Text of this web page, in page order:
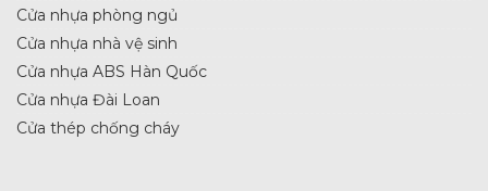
Cửa nhựa phòng ngủ
Cửa nhựa nhà vệ sinh
Cửa nhựa ABS Hàn Quốc
Cửa nhựa Đài Loan
Cửa thép chống cháy